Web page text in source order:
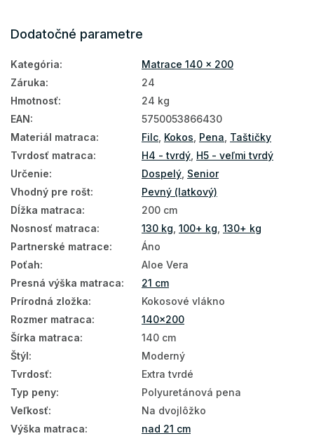
Pružinové matrace
Matrace podľa výšky
Matrace podľa nosnosti
Vysoké matrace
Matrace Aloe Vera
Matrace PUR pena
Prírodné matrace
Podlahové matrace
Matrace na zem
Matrace podľa tvrdosti
Tvrdé matrace
Manželské matrace
Detské matrace podľa rozmeru
Taštičkové matrace 140x200
Kokosové matrace 140x200
Dodatočné parametre
Kategória:
Matrace 140 x 200
Záruka:
24
Hmotnosť:
24 kg
EAN:
5750053866430
Materiál matraca: Filc Kokos Pena Taštičky
Tvrdosť matraca: H4 - tvrdý H5 - veľmi tvrdý
Určenie: Dospelý Senior
Vhodný pre rošt:
Pevný (latkový)
Dĺžka matraca:
200 cm
Nosnosť matraca: 130 kg 100+ kg 130+ kg
Partnerské matrace:
Áno
Poťah:
Aloe Vera
Presná výška matraca:
21 cm
Prírodná zložka:
Kokosové vlákno
Rozmer matraca:
140x200
Šírka matraca:
140 cm
Štýl:
Moderný
Tvrdosť:
Extra tvrdé
Typ peny:
Polyuretánová pena
Veľkosť:
Na dvojlôžko
Výška matraca: nad 21 cm